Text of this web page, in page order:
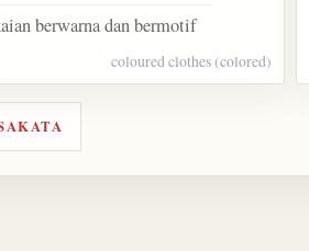
berwarna dan bermotif
coloured clothes (colored)